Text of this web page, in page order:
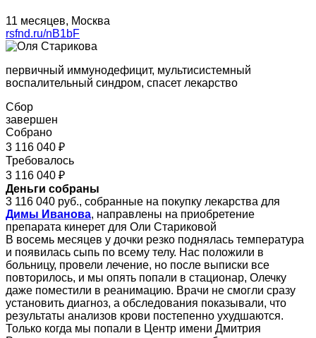
11 месяцев, Москва
rsfnd.ru/nB1bF
первичный иммунодефицит, мультисистемный
воспалительный синдром, спасет лекарство
Сбор
завершен
Собрано
3 116 040 ₽
Требовалось
3 116 040 ₽
Деньги собраны
3 116 040 руб., собранные на покупку лекарства для
Димы Иванова, направлены на приобретение
препарата кинерет для Оли Стариковой
В восемь месяцев у дочки резко поднялась температура
и появилась сыпь по всему телу. Нас положили в
больницу, провели лечение, но после выписки все
повторилось, и мы опять попали в стационар, Олечку
даже поместили в реанимацию. Врачи не смогли сразу
установить диагноз, а обследования показывали, что
результаты анализов крови постепенно ухудшаются.
Только когда мы попали в Центр имени Дмитрия